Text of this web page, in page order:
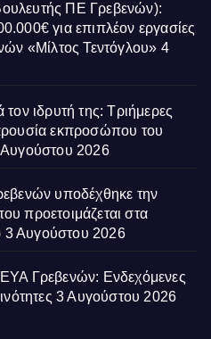
ΠΕ Γρεβενών):
για επιπλέον εργασίες
«Μίλτος Τεντόγλου» 4
ιδρυτή της: Τριήμερες
εκπροσώπου του
2026
υποδέχθηκε την
προετοιμάζεται στα
3 Αυγούστου 2026
Γρεβενών: Ενδεχόμενες
3 Αυγούστου 2026